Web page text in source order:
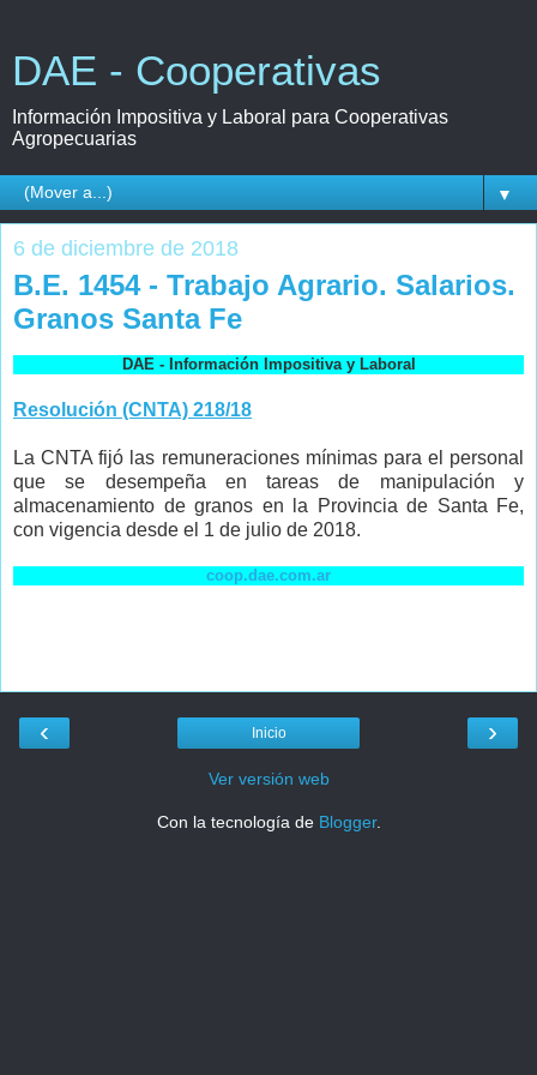
DAE - Cooperativas
Información Impositiva y Laboral para Cooperativas
Agropecuarias
▼
6 de diciembre de 2018
B.E. 1454 - Trabajo Agrario. Salarios.
Granos Santa Fe
DAE - Información Impositiva y Laboral
Resolución (CNTA) 218/18
La CNTA fijó las remuneraciones mínimas para el personal
que se desempeña en tareas de manipulación y
almacenamiento de granos en la Provincia de Santa Fe,
con vigencia desde el 1 de julio de 2018.
coop.dae.com.ar
‹ ›
Inicio
Ver versión web
Con la tecnología de Blogger.